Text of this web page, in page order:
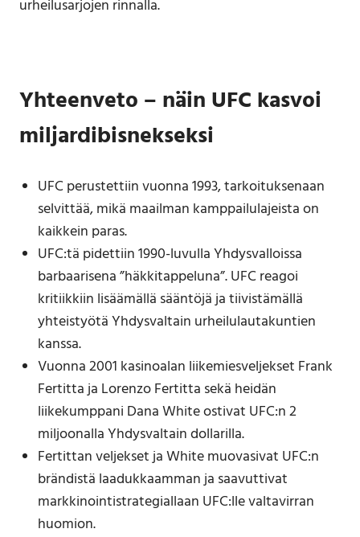
urheilusarjojen rinnalla.
Yhteenveto – näin UFC kasvoi
miljardibisnekseksi
UFC perustettiin vuonna 1993, tarkoituksenaan
selvittää, mikä maailman kamppailulajeista on
kaikkein paras.
UFC:tä pidettiin 1990-luvulla Yhdysvalloissa
barbaarisena ”häkkitappeluna”. UFC reagoi
kritiikkiin lisäämällä sääntöjä ja tiivistämällä
yhteistyötä Yhdysvaltain urheilulautakuntien
kanssa.
Vuonna 2001 kasinoalan liikemiesveljekset Frank
Fertitta ja Lorenzo Fertitta sekä heidän
liikekumppani Dana White ostivat UFC:n 2
miljoonalla Yhdysvaltain dollarilla.
Fertittan veljekset ja White muovasivat UFC:n
brändistä laadukkaamman ja saavuttivat
markkinointistrategiallaan UFC:lle valtavirran
huomion.